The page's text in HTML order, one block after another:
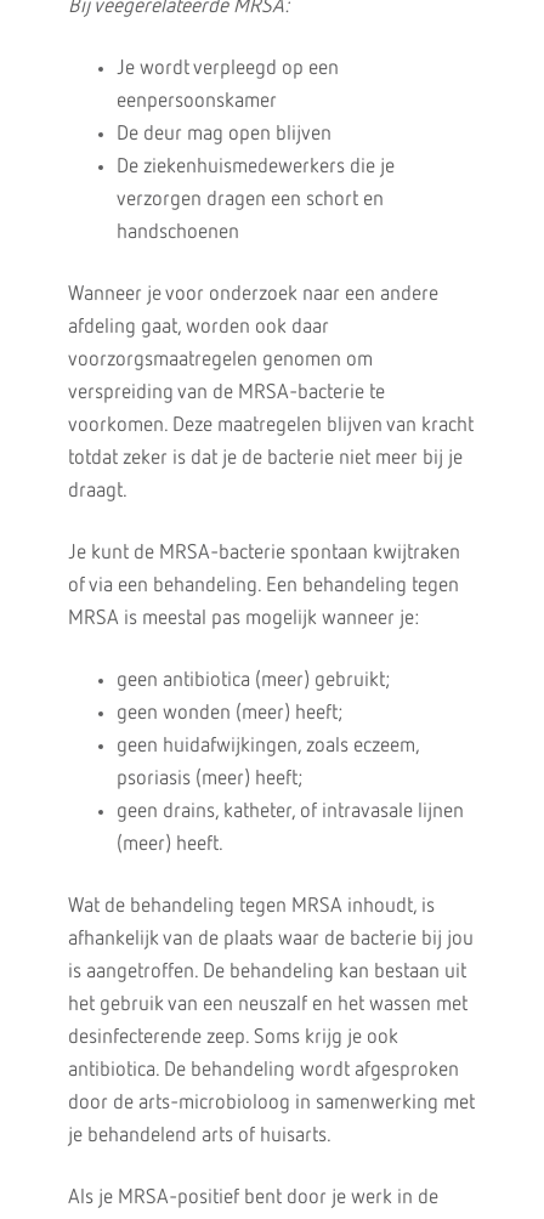
Bij veegerelateerde MRSA:
Je wordt verpleegd op een
eenpersoonskamer
De deur mag open blijven
De ziekenhuismedewerkers die je
verzorgen dragen een schort en
handschoenen
Wanneer je voor onderzoek naar een andere
afdeling gaat, worden ook daar
voorzorgsmaatregelen genomen om
verspreiding van de MRSA-bacterie te
voorkomen. Deze maatregelen blijven van kracht
totdat zeker is dat je de bacterie niet meer bij je
draagt.
Je kunt de MRSA-bacterie spontaan kwijtraken
of via een behandeling. Een behandeling tegen
MRSA is meestal pas mogelijk wanneer je:
geen antibiotica (meer) gebruikt;
geen wonden (meer) heeft;
geen huidafwijkingen, zoals eczeem,
psoriasis (meer) heeft;
geen drains, katheter, of intravasale lijnen
(meer) heeft.
Wat de behandeling tegen MRSA inhoudt, is
afhankelijk van de plaats waar de bacterie bij jou
is aangetroffen. De behandeling kan bestaan uit
het gebruik van een neuszalf en het wassen met
desinfecterende zeep. Soms krijg je ook
antibiotica. De behandeling wordt afgesproken
door de arts-microbioloog in samenwerking met
je behandelend arts of huisarts.
Als je MRSA-positief bent door je werk in de